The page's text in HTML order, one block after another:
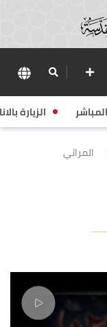
الزيارة
المراثي